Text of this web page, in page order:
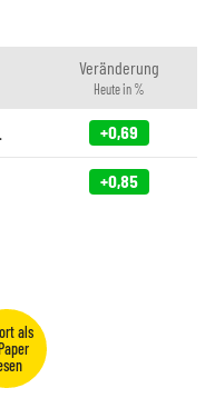
Veränderung
Heute in %
+0,69
+0,85